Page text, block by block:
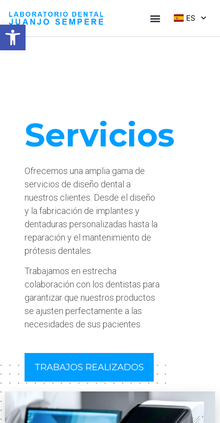
Abrir barra de herramientas
ES
Servicios
Ofrecemos una amplia gama de
servicios de diseño dental a
nuestros clientes. Desde el diseño
y la fabricación de implantes y
dentaduras personalizadas hasta la
reparación y el mantenimiento de
prótesis dentales.
Trabajamos en estrecha
colaboración con los dentistas para
garantizar que nuestros productos
se ajusten perfectamente a las
necesidades de sus pacientes.
TRABAJOS REALIZADOS